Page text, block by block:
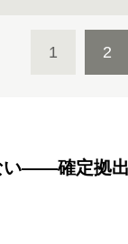
1 2
い――確定拠